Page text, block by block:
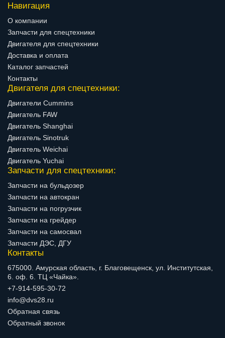
Навигация
О компании
Запчасти для спецтехники
Двигателя для спецтехники
Доставка и оплата
Каталог запчастей
Контакты
Двигателя для спецтехники:
Двигатели Cummins
Двигатель FAW
Двигатель Shanghai
Двигатель Sinotruk
Двигатель Weichai
Двигатель Yuchai
Запчасти для спецтехники:
Запчасти на бульдозер
Запчасти на автокран
Запчасти на погрузчик
Запчасти на грейдер
Запчасти на самосвал
Запчасти ДЭС, ДГУ
Контакты
675000. Амурская область, г. Благовещенск, ул. Институтская,
6. оф. 6. ТЦ «Чайка».
+7-914-595-30-72
info@dvs28.ru
Обратная связь
Обратный звонок